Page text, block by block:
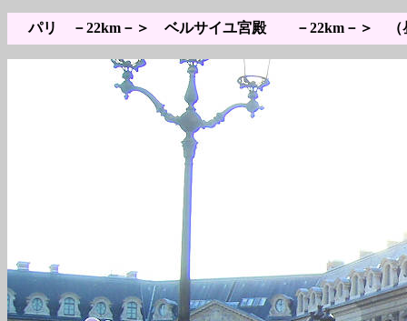
パリ －22km－＞ ベルサイユ宮殿 －22km－＞